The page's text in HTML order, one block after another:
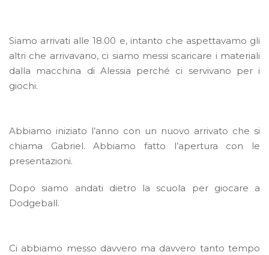
Siamo arrivati alle 18.00 e, intanto che aspettavamo gli
altri che arrivavano, ci siamo messi scaricare i materiali
dalla macchina di Alessia perché ci servivano per i
giochi.
Abbiamo iniziato l’anno con un nuovo arrivato che si
chiama Gabriel. Abbiamo fatto l’apertura con le
presentazioni.
Dopo siamo andati dietro la scuola per giocare a
Dodgeball.
Ci abbiamo messo davvero ma davvero tanto tempo